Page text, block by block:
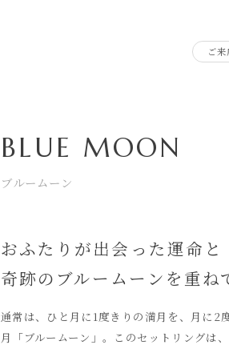
ご
BLUE MOON
ブルームーン
おふたりが出会った運命と
奇跡のブルームーンを重ね
通常は、ひと月に1度きりの満月を、月に2
月「ブルームーン」。このセットリングは